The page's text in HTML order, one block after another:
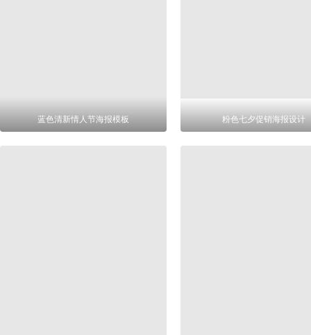
蓝色清新情人节海报模板 粉色七夕促销海报设计